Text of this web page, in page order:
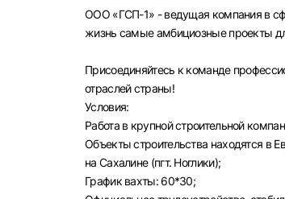
ООО «ГСП-1» - ведущая компания в
жизнь самые амбициозные проекты
Присоединяйтесь к команде
отраслей страны!
Условия:
Работа в крупной строительной
Объекты строительства находятся в
на Сахалине (пгт. Ноглики);
График вахты: 60*30;